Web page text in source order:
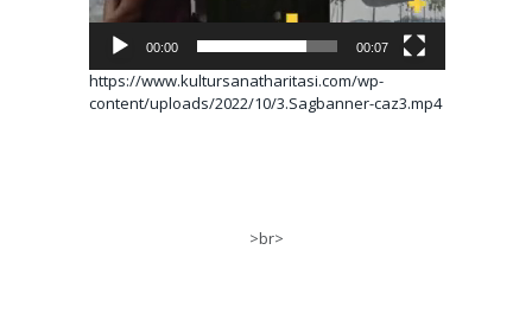
00:00 00:07
https://www.kultursanatharitasi.com/wp-
content/uploads/2022/10/3.Sagbanner-caz3.mp4
>br>